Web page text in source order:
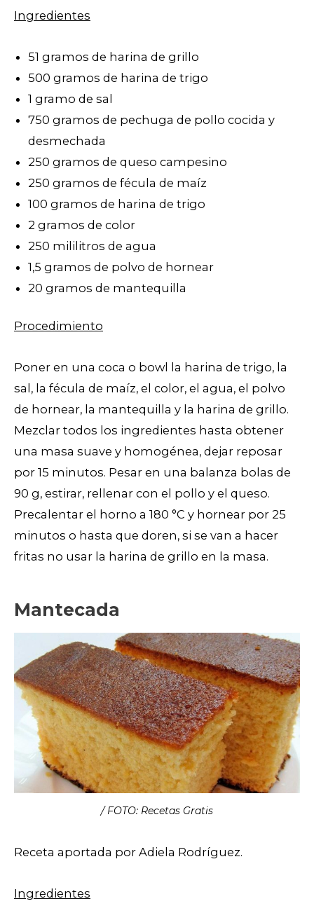
Ingredientes
51 gramos de harina de grillo
500 gramos de harina de trigo
1 gramo de sal
750 gramos de pechuga de pollo cocida y
desmechada
250 gramos de queso campesino
250 gramos de fécula de maíz
100 gramos de harina de trigo
2 gramos de color
250 mililitros de agua
1,5 gramos de polvo de hornear
20 gramos de mantequilla
Procedimiento
Poner en una coca o bowl la harina de trigo, la
sal, la fécula de maíz, el color, el agua, el polvo
de hornear, la mantequilla y la harina de grillo.
Mezclar todos los ingredientes hasta obtener
una masa suave y homogénea, dejar reposar
por 15 minutos. Pesar en una balanza bolas de
90 g, estirar, rellenar con el pollo y el queso.
Precalentar el horno a 180 °C y hornear por 25
minutos o hasta que doren, si se van a hacer
fritas no usar la harina de grillo en la masa.
Mantecada
/ FOTO: Recetas Gratis
Receta aportada por Adiela Rodríguez.
Ingredientes